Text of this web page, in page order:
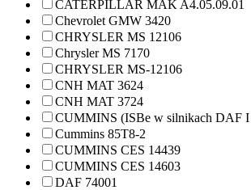
CATERPILLAR MAK A4.05.09.01
Chevrolet GMW 3420
CHRYSLER MS 12106
Chrysler MS 7170
CHRYSLER MS-12106
CNH MAT 3624
CNH MAT 3724
CUMMINS (ISBe w silnikach DAF I
Cummins 85T8-2
CUMMINS CES 14439
CUMMINS CES 14603
DAF 74001